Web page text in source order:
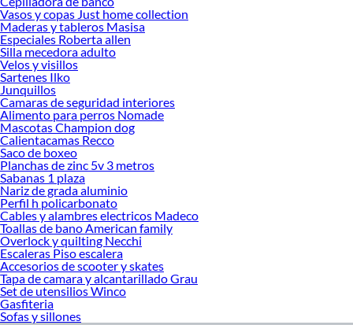
Vasos y copas Just home collection
Maderas y tableros Masisa
Especiales Roberta allen
Silla mecedora adulto
Velos y visillos
Sartenes Ilko
Junquillos
Camaras de seguridad interiores
Alimento para perros Nomade
Mascotas Champion dog
Calientacamas Recco
Saco de boxeo
Planchas de zinc 5v 3 metros
Sabanas 1 plaza
Nariz de grada aluminio
Perfil h policarbonato
Cables y alambres electricos Madeco
Toallas de bano American family
Overlock y quilting Necchi
Escaleras Piso escalera
Accesorios de scooter y skates
Tapa de camara y alcantarillado Grau
Set de utensilios Winco
Gasfiteria
Sofas y sillones